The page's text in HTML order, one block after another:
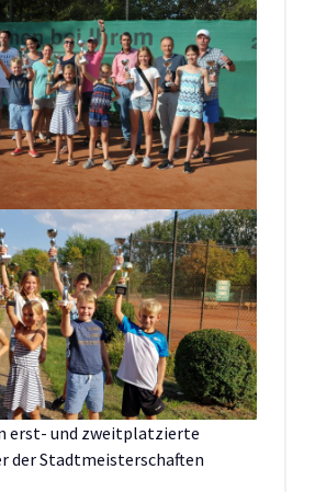
erst- und zweitplatzierte
der Stadtmeisterschaften